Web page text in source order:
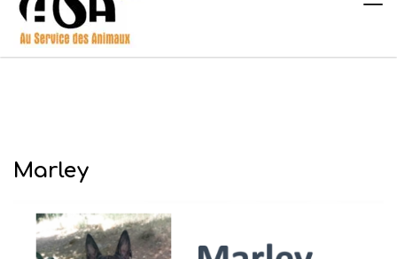
Marley